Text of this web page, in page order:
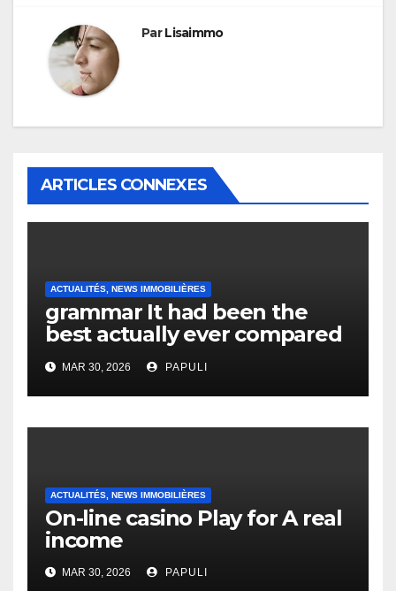
ParLisaimmo
ARTICLES CONNEXES
ACTUALITÉS, NEWS IMMOBILIÈRES
grammar It had been the
best actually ever compared
to it’s the top actually?
English Vocabulary Learners
Heap Change
MAR 30, 2026 PAPULI
ACTUALITÉS, NEWS IMMOBILIÈRES
On-line casino Play for A real
income
MAR 30, 2026 PAPULI